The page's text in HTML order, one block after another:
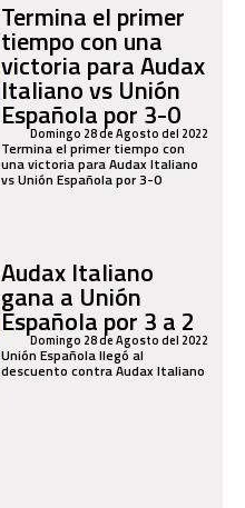
Termina el primer
tiempo con una
victoria para Audax
Italiano vs Unión
Española por 3-0
Domingo 28 de Agosto del 2022
Termina el primer tiempo con
una victoria para Audax Italiano
vs Unión Española por 3-0
Audax Italiano
gana a Unión
Española por 3 a 2
Domingo 28 de Agosto del 2022
Unión Española llegó al
descuento contra Audax Italiano